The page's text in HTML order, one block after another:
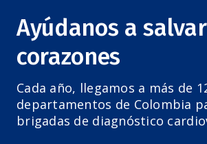
Ayúdanos a
corazones
Cada año, llegamos a más de
departamentos de Colombia
brigadas de diagnóstico